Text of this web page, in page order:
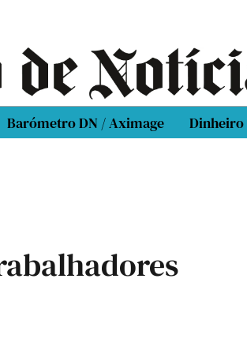
Barómetro DN / Aximage Dinheiro